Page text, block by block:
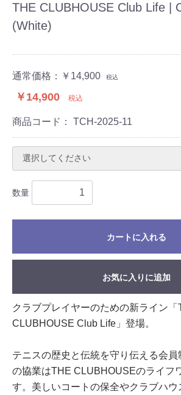
THE CLUBHOUSE Club Life |
(White)
通常価格： ￥14,900 税込
￥14,900 税込
商品コード： TCH-2025-11
数量
カートに入れる
お気に入りに追加
クラブプレイヤーのための新ライン「
CLUBHOUSE Club Life」登場。
テニスの歴史と伝統を守り伝える会員
の協業はTHE CLUBHOUSEのライフ
す。美しいコートの保全やクラブハウ